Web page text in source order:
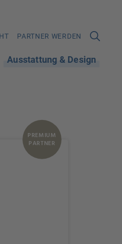
PARTNER WERDEN
Ausstattung & Design
PREMIUM
PARTNER